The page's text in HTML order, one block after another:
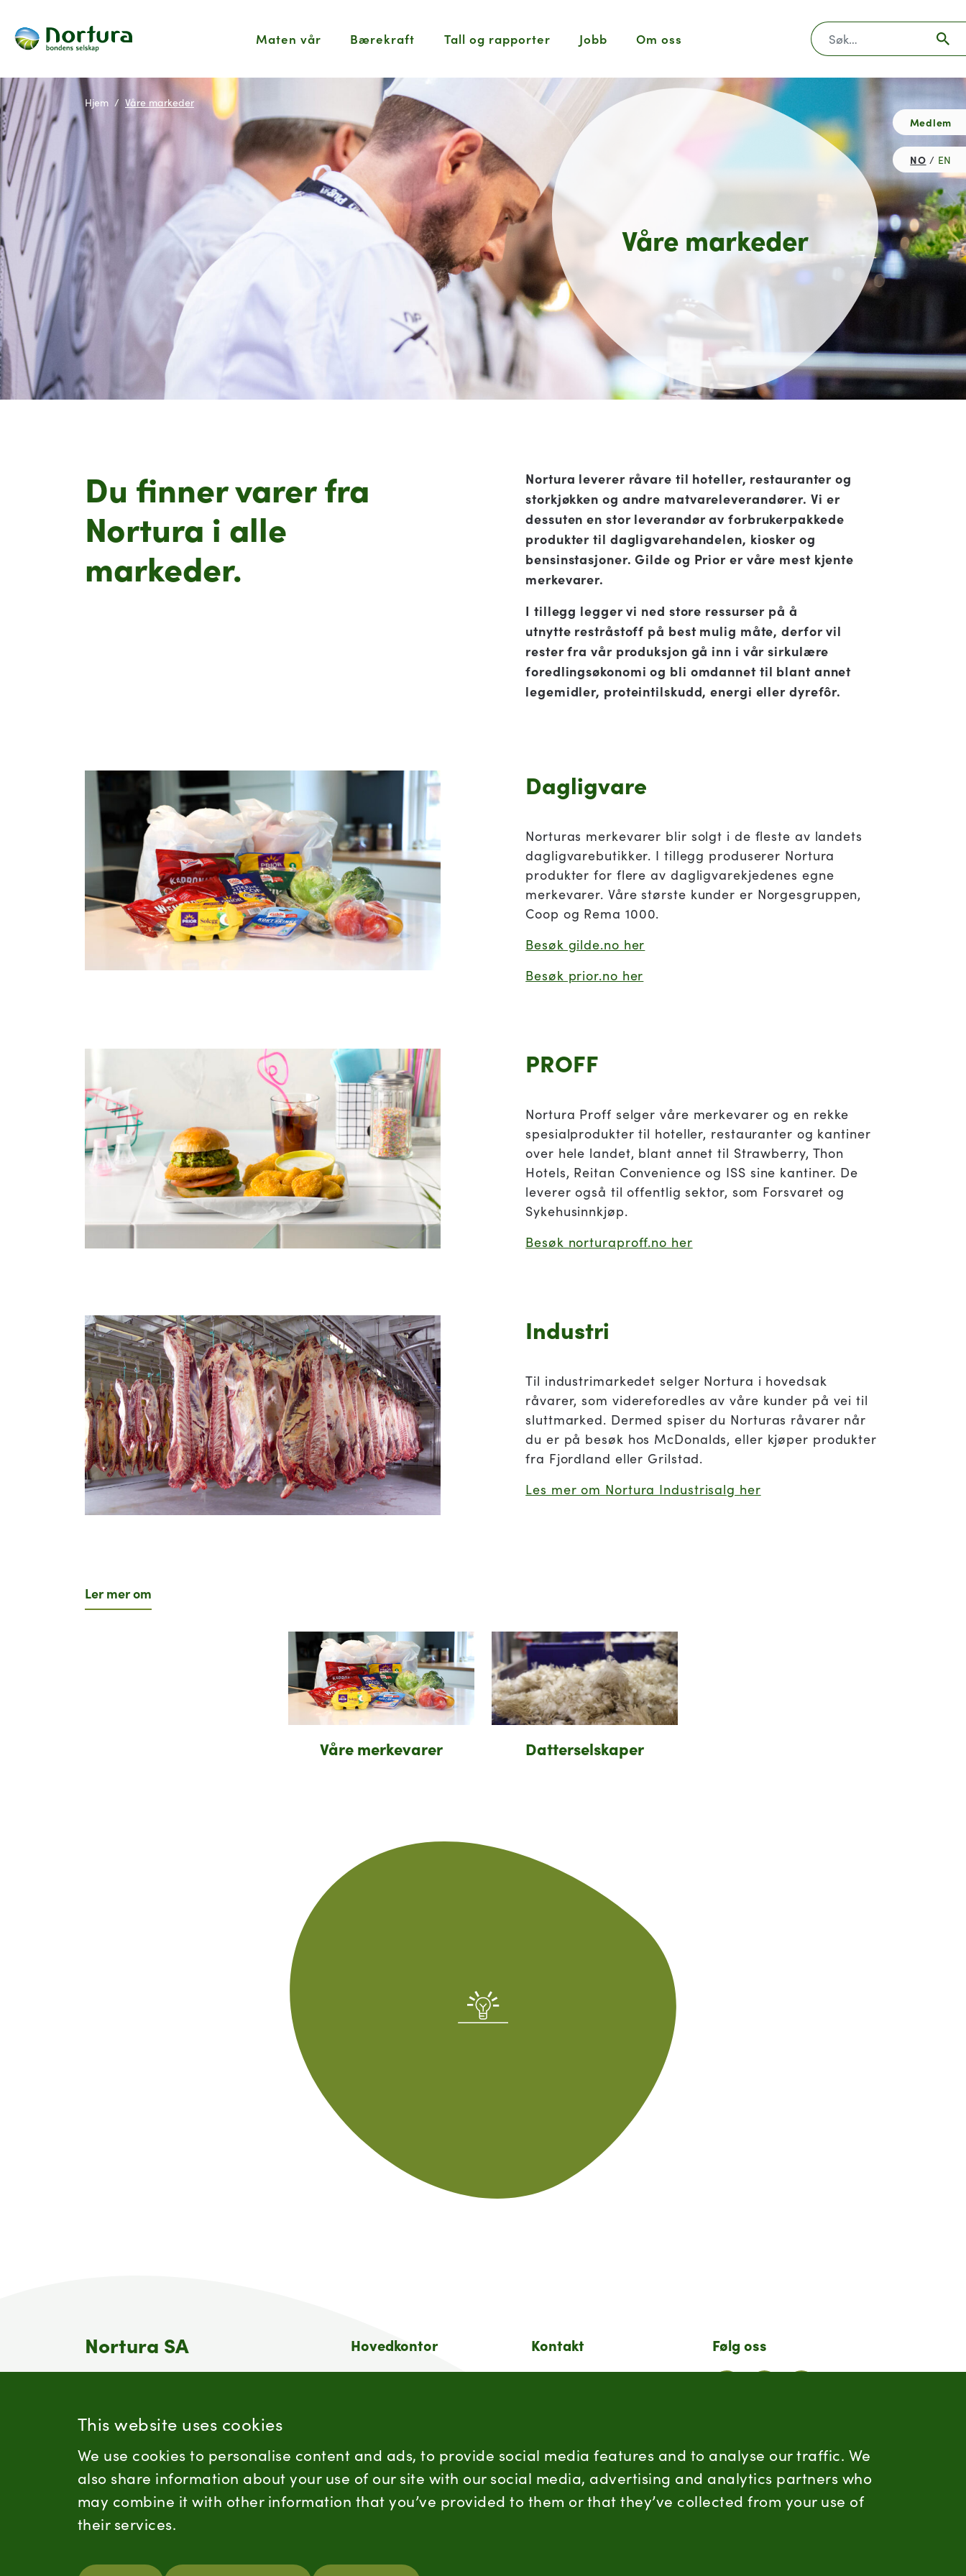
This website uses cookies
We use cookies to personalise content and ads, to provide social media features and to analyse our traffic. We
also share information about your use of our site with our social media, advertising and analytics partners who
may combine it with other information that you’ve provided to them or that they’ve collected from your use of
their services.
Maten vår Bærekraft Tall og rapporter Jobb Om oss Søk
Medlem
NO EN
Hjem Våre markeder
Våre markeder
Du finner varer fra
Nortura i alle
markeder.
Nortura leverer råvare til hoteller, restauranter og
storkjøkken og andre matvareleverandører. Vi er
dessuten en stor leverandør av forbrukerpakkede
produkter til dagligvarehandelen, kiosker og
bensinstasjoner. Gilde og Prior er våre mest kjente
merkevarer.
I tillegg legger vi ned store ressurser på å
utnytte restråstoff på best mulig måte, derfor vil
rester fra vår produksjon gå inn i vår sirkulære
foredlingsøkonomi og bli omdannet til blant annet
legemidler, proteintilskudd, energi eller dyrefôr​​​​​​​.
Dagligvare
Norturas merkevarer blir solgt i de fleste av landets
dagligvarebutikker. I tillegg produserer Nortura
produkter for flere av dagligvarekjedenes egne
merkevarer. Våre største kunder er Norgesgruppen,
Coop og Rema 1000.
Besøk gilde.no her
Besøk prior.no her
PROFF
Nortura Proff selger våre merkevarer og en rekke
spesialprodukter til hoteller, restauranter og kantiner
over hele landet, blant annet til Strawberry, Thon
Hotels, Reitan Convenience og ISS sine kantiner. De
leverer også til offentlig sektor, som Forsvaret og
Sykehusinnkjøp.
Besøk norturaproff.no her
Industri
Til industrimarkedet selger Nortura i hovedsak
råvarer, som videreforedles av våre kunder på vei til
sluttmarked. Dermed spiser du Norturas råvarer når
du er på besøk hos McDonalds, eller kjøper produkter
fra Fjordland eller Grilstad.
Les mer om Nortura Industrisalg her
Ler mer om
Våre merkevarer Datterselskaper
Nortura SA
eget selskap og et samvirke som eies
av omlag 15 200 norske bønder.
Hovedkontor
0191 Oslo
Orgnummer
938 752 648
Kontakt
firmapost@nortura.no
Følg oss
Hold deg oppdatert
RSS